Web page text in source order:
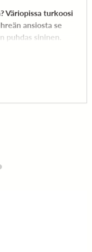
Väriopissa turkoosi
ansiosta se
puhdas sininen.